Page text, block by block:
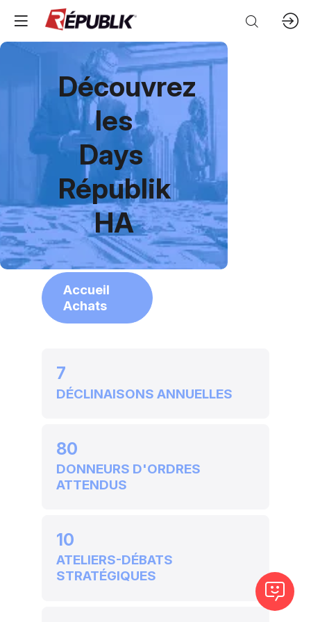
Découvrez
les
Days
Républik
HA
Accueil
Achats
7
DÉCLINAISONS ANNUELLES
80
DONNEURS D'ORDRES
ATTENDUS
10
ATELIERS-DÉBATS
STRATÉGIQUES